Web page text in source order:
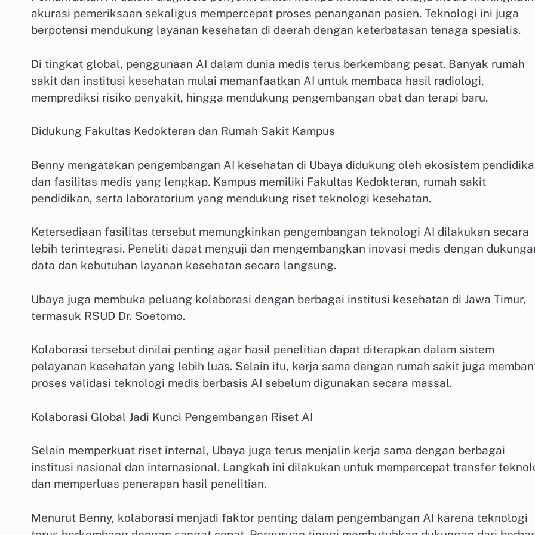
akurasi pemeriksaan sekaligus mempercepat proses penanganan pasien. Teknologi ini juga
berpotensi mendukung layanan kesehatan di daerah dengan keterbatasan tenaga spesialis.
Di tingkat global, penggunaan AI dalam dunia medis terus berkembang pesat. Banyak rumah
sakit dan institusi kesehatan mulai memanfaatkan AI untuk membaca hasil radiologi,
memprediksi risiko penyakit, hingga mendukung pengembangan obat dan terapi baru.
Didukung Fakultas Kedokteran dan Rumah Sakit Kampus
Benny mengatakan pengembangan AI kesehatan di Ubaya didukung oleh ekosistem
dan fasilitas medis yang lengkap. Kampus memiliki Fakultas Kedokteran, rumah sakit
pendidikan, serta laboratorium yang mendukung riset teknologi kesehatan.
Ketersediaan fasilitas tersebut memungkinkan pengembangan teknologi AI dilakukan secara
lebih terintegrasi. Peneliti dapat menguji dan mengembangkan inovasi medis dengan
data dan kebutuhan layanan kesehatan secara langsung.
Ubaya juga membuka peluang kolaborasi dengan berbagai institusi kesehatan di Jawa Timur,
termasuk RSUD Dr. Soetomo.
Kolaborasi tersebut dinilai penting agar hasil penelitian dapat diterapkan dalam sistem
pelayanan kesehatan yang lebih luas. Selain itu, kerja sama dengan rumah sakit juga
proses validasi teknologi medis berbasis AI sebelum digunakan secara massal.
Kolaborasi Global Jadi Kunci Pengembangan Riset AI
Selain memperkuat riset internal, Ubaya juga terus menjalin kerja sama dengan berbagai
institusi nasional dan internasional. Langkah ini dilakukan untuk mempercepat transfer
dan memperluas penerapan hasil penelitian.
Menurut Benny, kolaborasi menjadi faktor penting dalam pengembangan AI karena teknologi